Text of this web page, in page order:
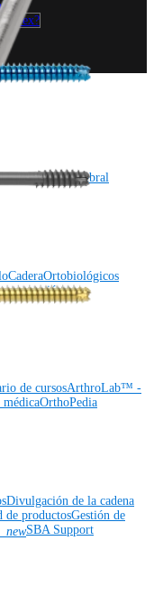
Columna vertebral
CaderaOrtobiológicos
y resección
de cursosArthroLab™ -
médicaOrthoPedia
Divulgación de la cadena
de productosGestión de
SBA Support